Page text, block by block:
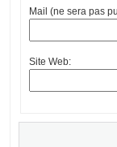
Mail (ne sera pas
Site Web: